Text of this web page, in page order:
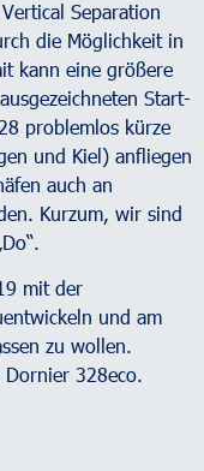
Separation
die Möglichkeit in
kann eine größere
Start-
problemlos kürze
und Kiel) anfliegen
auch an
Kurzum, wir sind
mit der
und am
zu wollen.
328eco.